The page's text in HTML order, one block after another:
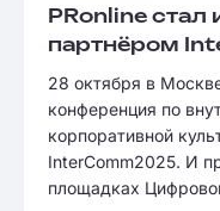
PRonline
партнёром
28 октября в
конференция по
корпоративной
InterComm2025. И
площадках